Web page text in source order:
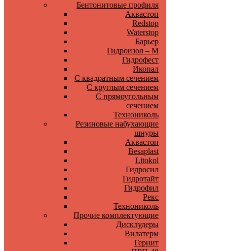
Бентонитовые профиля
Аквастоп
Redstop
Waterstop
Барьер
Гидроизол – М
Гидрофест
Икопал
С квадратным сечением
С круглым сечением
С прямоугольным
сечением
Технониколь
Резиновые набухающие
шнуры
Аквастоп
Besaplast
Litokol
Гидросил
Гидротайт
Гидрофил
Рекс
Технониколь
Прочие комплектующие
Дисклудеры
Вилатерм
Гернит